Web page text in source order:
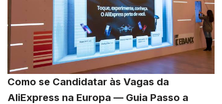
Como se Candidatar às Vagas da
AliExpress na Europa — Guia Passo a